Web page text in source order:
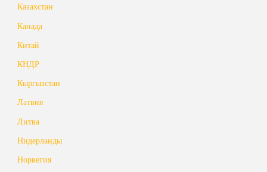
Казахстан
Канада
Китай
КНДР
Кыргызстан
Латвия
Литва
Нидерланды
Норвегия